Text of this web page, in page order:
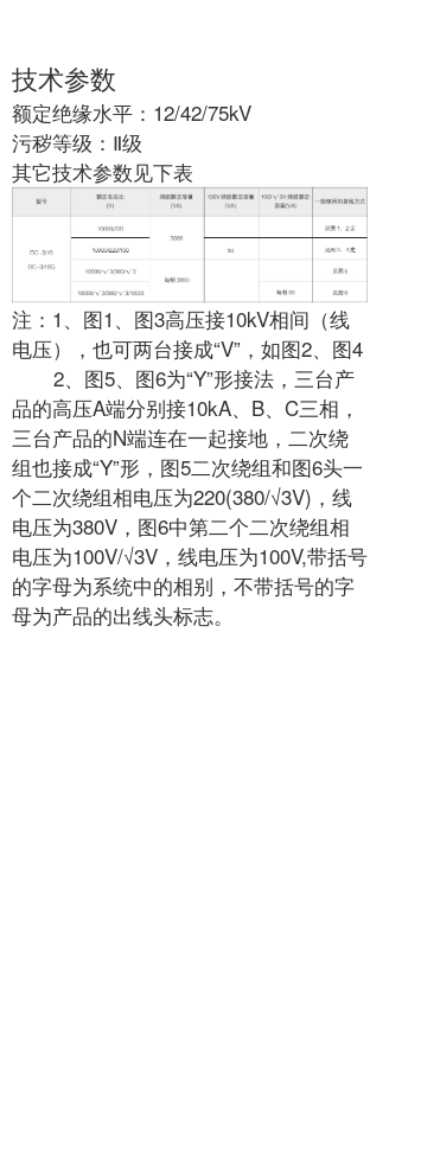
技术参数
额定绝缘水平：12/42/75kV
污秽等级：Ⅱ级
其它技术参数见下表
注：1、图1、图3高压接10kV相间（线
电压），也可两台接成“V”，如图2、图4
2、图5、图6为“Y”形接法，三台产
品的高压A端分别接10kA、B、C三相，
三台产品的N端连在一起接地，二次绕
组也接成“Y”形，图5二次绕组和图6头一
个二次绕组相电压为220(380/√3V)，线
电压为380V，图6中第二个二次绕组相
电压为100V/√3V，线电压为100V,带括号
的字母为系统中的相别，不带括号的字
母为产品的出线头标志。